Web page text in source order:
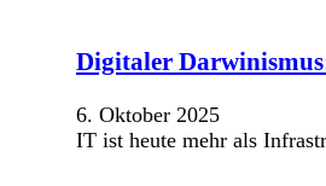
Digitaler
6. Oktober 2025
IT ist heute mehr als